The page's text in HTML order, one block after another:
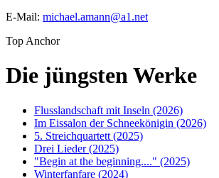
E-Mail: michael.amann@a1 .net
Top Anchor
Die jüngsten Werke
Flusslandschaft mit Inseln (2026)
Im Eissalon der Schneekönigin (2026)
5. Streichquartett (2025)
Drei Lieder (2025)
"Begin at the beginning...." (2025)
Winterfanfare (2024)